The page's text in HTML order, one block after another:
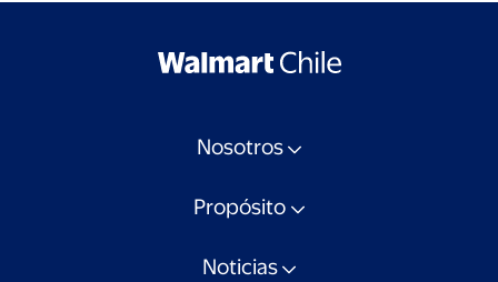
Nosotros
Propósito
Noticias